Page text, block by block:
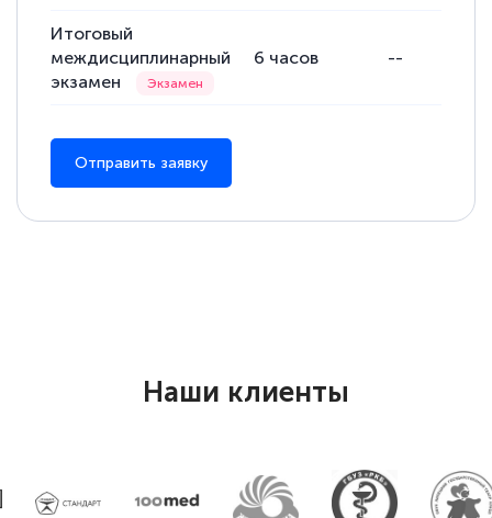
Итоговый
междисциплинарный
экзамен
6 часов --
Отправить заявку
Наши клиенты